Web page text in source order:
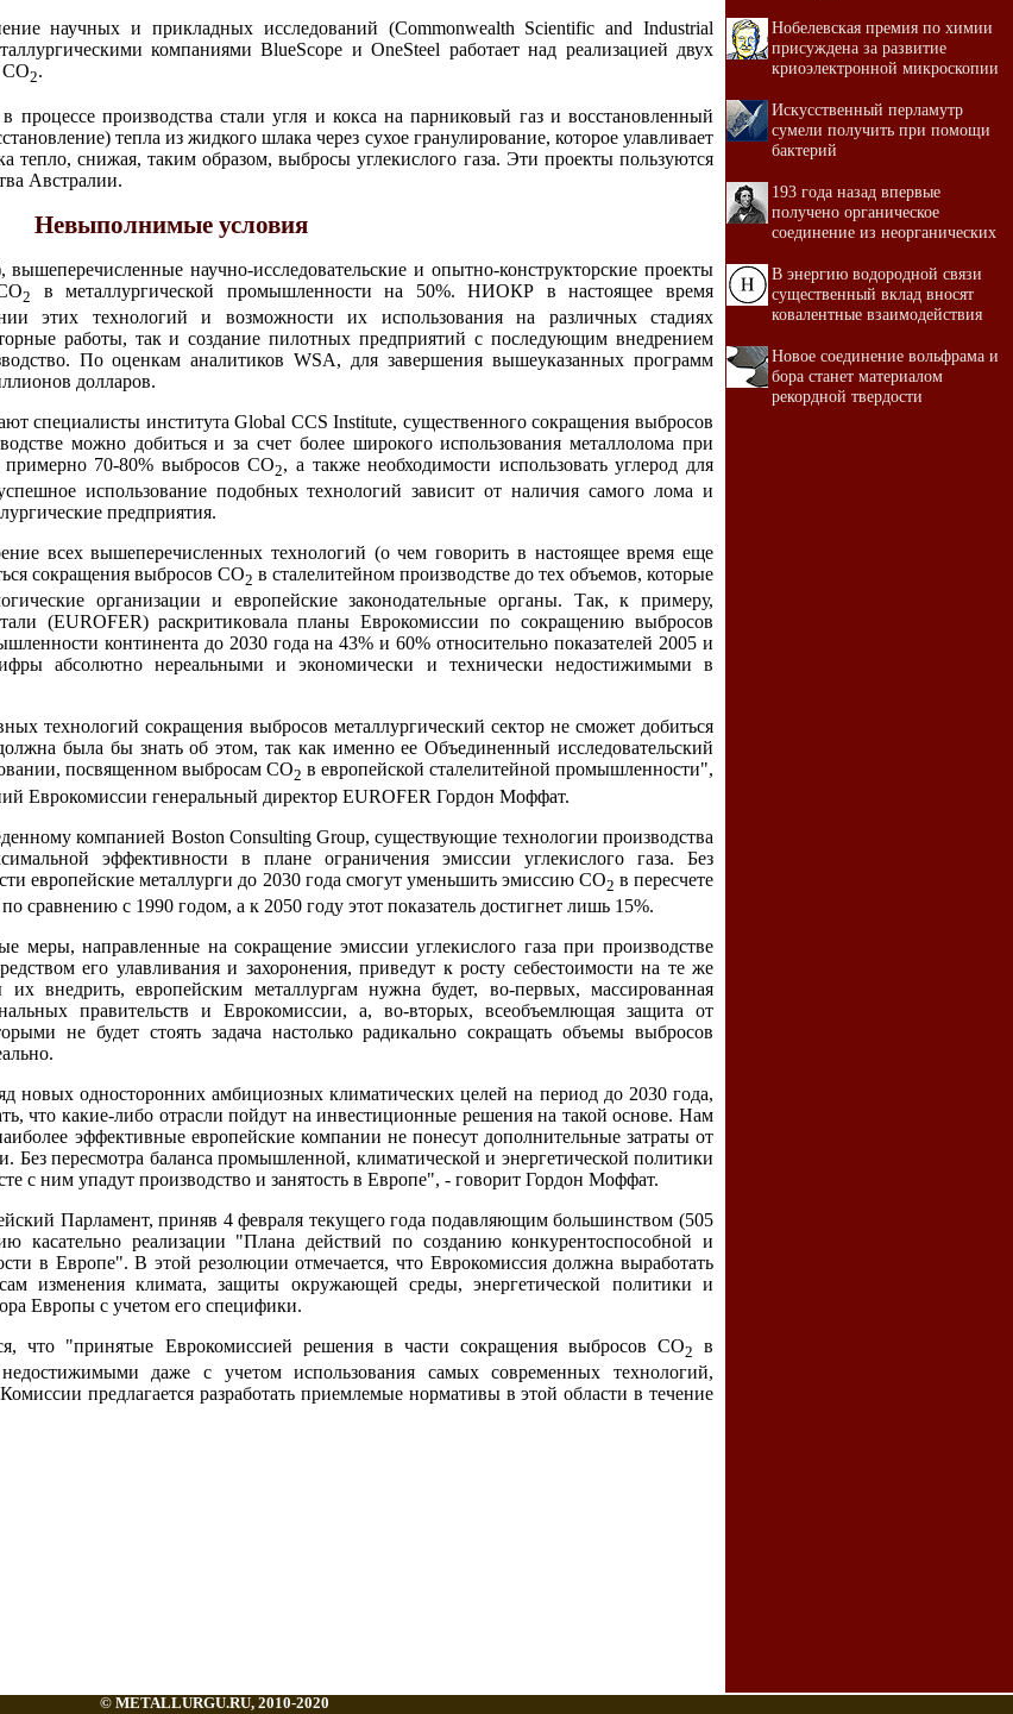
научных и прикладных исследований (Commonwealth Scientific and Industrial
компаниями BlueScope и OneSteel работает над реализацией двух
СО2.
процессе производства стали угля и кокса на парниковый газ и восстановленный
тепла из жидкого шлака через сухое гранулирование, которое улавливает
тепло, снижая, таким образом, выбросы углекислого газа. Эти проекты пользуются
Австралии.
Невыполнимые условия
научно-исследовательские и опытно-конструкторские проекты
2
в металлургической промышленности на 50%. НИОКР в настоящее время
этих технологий и возможности их использования на различных стадиях
работы, так и создание пилотных предприятий с последующим внедрением
По оценкам аналитиков WSA, для завершения вышеуказанных программ
долларов.
специалисты института Global CCS Institute, существенного сокращения выбросов
можно добиться и за счет более широкого использования металлолома при
70-80% выбросов СО2, а также необходимости использовать углерод для
использование подобных технологий зависит от наличия самого лома и
предприятия.
всех вышеперечисленных технологий (о чем говорить в настоящее время еще
сокращения выбросов СО2 в сталелитейном производстве до тех объемов, которые
организации и европейские законодательные органы. Так, к примеру,
(ЕUROFER) раскритиковала планы Еврокомиссии по сокращению выбросов
континента до 2030 года на 43% и 60% относительно показателей 2005 и
абсолютно нереальными и экономически и технически недостижимыми в
технологий сокращения выбросов металлургический сектор не сможет добиться
была бы знать об этом, так как именно ее Объединенный исследовательский
посвященном выбросам СО2 в европейской сталелитейной промышленности",
Еврокомиссии генеральный директор EUROFER Гордон Моффат.
компанией Boston Consulting Group, существующие технологии производства
эффективности в плане ограничения эмиссии углекислого газа. Без
европейские металлурги до 2030 года смогут уменьшить эмиссию СО2 в пересчете
сравнению с 1990 годом, а к 2050 году этот показатель достигнет лишь 15%.
направленные на сокращение эмиссии углекислого газа при производстве
его улавливания и захоронения, приведут к росту себестоимости на те же
внедрить, европейским металлургам нужна будет, во-первых, массированная
правительств и Еврокомиссии, а, во-вторых, всеобъемлющая защита от
не будет стоять задача настолько радикально сокращать объемы выбросов
новых односторонних амбициозных климатических целей на период до 2030 года,
что какие-либо отрасли пойдут на инвестиционные решения на такой основе. Нам
эффективные европейские компании не понесут дополнительные затраты от
Без пересмотра баланса промышленной, климатической и энергетической политики
с ним упадут производство и занятость в Европе", - говорит Гордон Моффат.
Парламент, приняв 4 февраля текущего года подавляющим большинством (505
касательно реализации "Плана действий по созданию конкурентоспособной и
в Европе". В этой резолюции отмечается, что Еврокомиссия должна выработать
изменения климата, защиты окружающей среды, энергетической политики и
Европы с учетом его специфики.
что "принятые Еврокомиссией решения в части сокращения выбросов СО2
в
недостижимыми даже с учетом использования самых современных технологий,
предлагается разработать приемлемые нормативы в этой области в течение
Нобелевская премия по химии
присуждена за развитие
криоэлектронной микроскопии
Искусственный перламутр
сумели получить при помощи
бактерий
193 года назад впервые
получено органическое
соединение из неорганических
В энергию водородной связи
существенный вклад вносят
ковалентные взаимодействия
Новое соединение вольфрама и
бора станет материалом
рекордной твердости
© METALLURGU.RU, 2010-2020